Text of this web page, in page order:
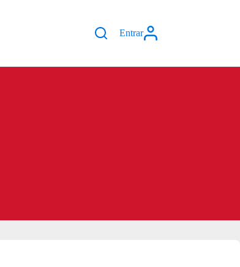
Entrar